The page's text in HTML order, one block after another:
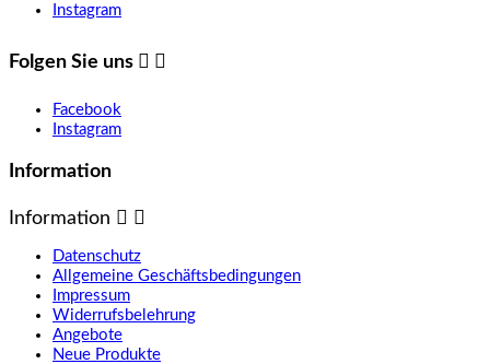
Instagram
Folgen Sie uns
Facebook
Instagram
Information
Information
Datenschutz
Allgemeine Geschäftsbedingungen
Impressum
Widerrufsbelehrung
Angebote
Neue Produkte